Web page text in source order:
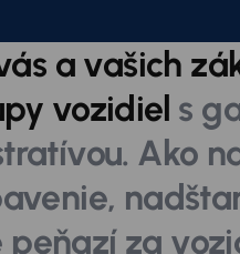
a vašich
vozidiel s
Ako
za